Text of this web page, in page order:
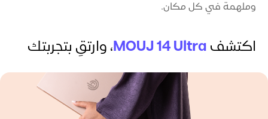
وملهمة في كل مكان.
اكتشفMOUJ 14 Ultra،وارتقِ بتجربتك